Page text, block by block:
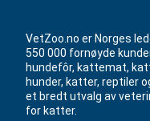
VetZoo.no er Norges
550 000 fornøyde
hundefôr, kattemat,
hunder, katter, reptiler
et bredt utvalg av
for katter.